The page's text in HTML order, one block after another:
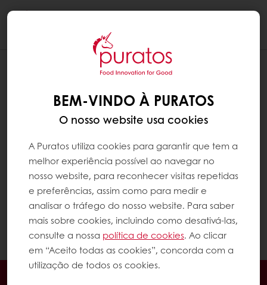
NÃO RECEBI O E-MAIL DE
CONFIRMAÇÃO PARA VALIDAR A
MINHA CONTA MY PURATOS
recebeu o e-mail ou se este foi enviado para
a sua pasta de spam na sua caixa de
entrada. Se ainda assim, não encontrar o e-
mail de confirmação, contacte-nos através
do e-mail: encomendas@puratos.com ou
através do número de telefone: +351 219 158
300 e ajudaremos a resolver a situação!
BEM-VINDO À PURATOS
O nosso website usa cookies
A Puratos utiliza cookies para garantir que tem a
melhor experiência possível ao navegar no
nosso website, para reconhecer visitas repetidas
e preferências, assim como para medir e
analisar o tráfego do nosso website. Para saber
mais sobre cookies, incluindo como desativá-las,
consulte a nossa política de cookies. Ao clicar
em “Aceito todas as cookies”, concorda com a
utilização de todos os cookies.